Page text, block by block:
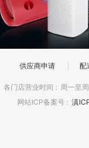
供应商申请 配
各门店营业时间 : 周一至
网站ICP备案号 : 滇